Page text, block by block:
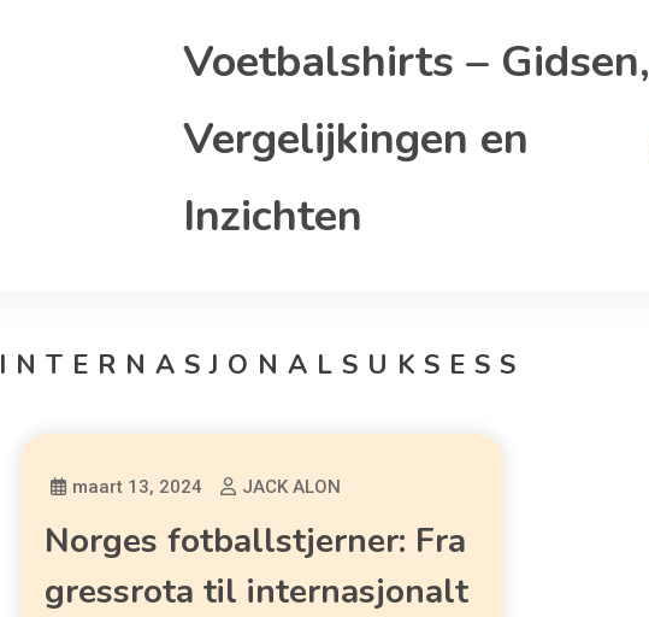
Voetbalshirts – Gidsen,
Vergelijkingen en
Inzichten
INTERNASJONALSUKSESS
maart 13, 2024 JACK ALON
Norges fotballstjerner: Fra
gressrota til internasjonalt